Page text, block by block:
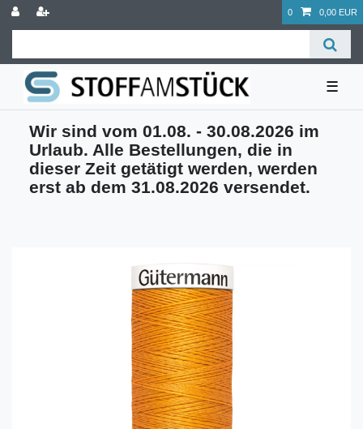
0 0,00 EUR
☰
Wir sind vom 01.08. - 30.08.2026 im
Urlaub. Alle Bestellungen, die in
dieser Zeit getätigt werden, werden
erst ab dem 31.08.2026 versendet.